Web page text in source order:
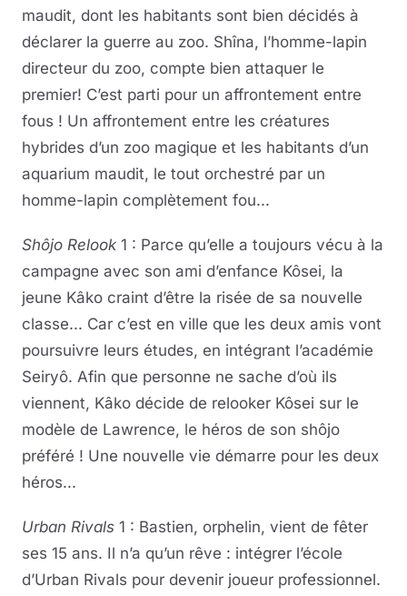
maudit, dont les habitants sont bien décidés à
déclarer la guerre au zoo. Shîna, l’homme-lapin
directeur du zoo, compte bien attaquer le
premier! C’est parti pour un affrontement entre
fous ! Un affrontement entre les créatures
hybrides d’un zoo magique et les habitants d’un
aquarium maudit, le tout orchestré par un
homme-lapin complètement fou...
Shôjo Relook 1 : Parce qu’elle a toujours vécu à la
campagne avec son ami d’enfance Kôsei, la
jeune Kâko craint d’être la risée de sa nouvelle
classe... Car c’est en ville que les deux amis vont
poursuivre leurs études, en intégrant l’académie
Seiryô. Afin que personne ne sache d’où ils
viennent, Kâko décide de relooker Kôsei sur le
modèle de Lawrence, le héros de son shôjo
préféré ! Une nouvelle vie démarre pour les deux
héros...
Urban Rivals 1 : Bastien, orphelin, vient de fêter
ses 15 ans. Il n’a qu’un rêve : intégrer l’école
d’Urban Rivals pour devenir joueur professionnel.